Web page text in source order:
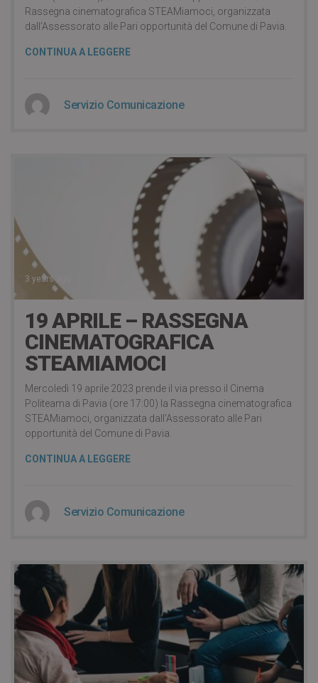
Rassegna cinematografica STEAMiamoci, organizzata
dall’Assessorato alle Pari opportunità del Comune di Pavia.
CONTINUA A LEGGERE
Servizio Comunicazione
3 years ago
19 APRILE – RASSEGNA
CINEMATOGRAFICA
STEAMIAMOCI
Mercoledì 19 aprile 2023 prende il via presso il Cinema
Politeama di Pavia (ore 17:00) la Rassegna cinematografica
STEAMiamoci, organizzata dall’Assessorato alle Pari
opportunità del Comune di Pavia.
CONTINUA A LEGGERE
Servizio Comunicazione